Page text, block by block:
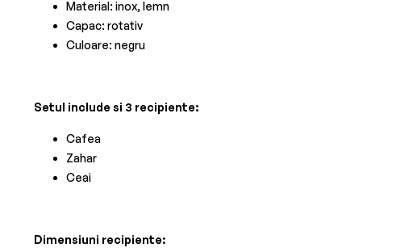
Material: inox, lemn
Capac: rotativ
Culoare: negru
Setul include si 3 recipiente:
Cafea
Zahar
Ceai
Dimensiuni recipiente: